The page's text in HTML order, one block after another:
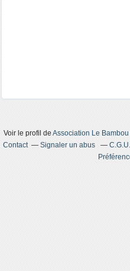
Voir le profil de Association Le Bambou
Contact
Signaler un abus C.G.U.